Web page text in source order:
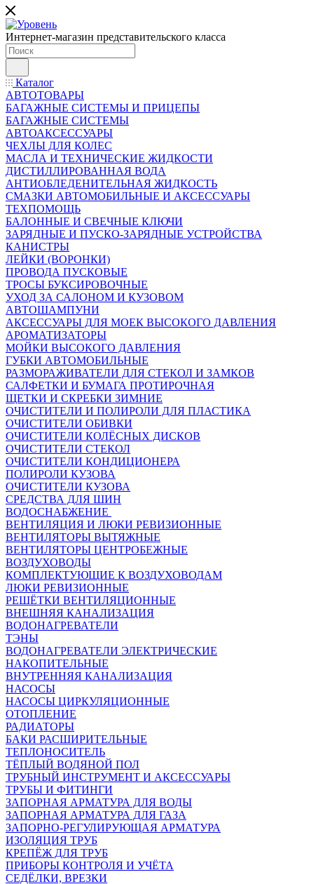
Интернет-магазин представительского класса
Каталог
АВТОТОВАРЫ
БАГАЖНЫЕ СИСТЕМЫ И ПРИЦЕПЫ
БАГАЖНЫЕ СИСТЕМЫ
АВТОАКСЕССУАРЫ
ЧЕХЛЫ ДЛЯ КОЛЕС
МАСЛА И ТЕХНИЧЕСКИЕ ЖИДКОСТИ
ДИСТИЛЛИРОВАННАЯ ВОДА
АНТИОБЛЕДЕНИТЕЛЬНАЯ ЖИДКОСТЬ
СМАЗКИ АВТОМОБИЛЬНЫЕ И АКСЕССУАРЫ
ТЕХПОМОЩЬ
БАЛОННЫЕ И СВЕЧНЫЕ КЛЮЧИ
ЗАРЯДНЫЕ И ПУСКО-ЗАРЯДНЫЕ УСТРОЙСТВА
КАНИСТРЫ
ЛЕЙКИ (ВОРОНКИ)
ПРОВОДА ПУСКОВЫЕ
ТРОСЫ БУКСИРОВОЧНЫЕ
УХОД ЗА САЛОНОМ И КУЗОВОМ
АВТОШАМПУНИ
АКСЕССУАРЫ ДЛЯ МОЕК ВЫСОКОГО ДАВЛЕНИЯ
АРОМАТИЗАТОРЫ
МОЙКИ ВЫСОКОГО ДАВЛЕНИЯ
ГУБКИ АВТОМОБИЛЬНЫЕ
РАЗМОРАЖИВАТЕЛИ ДЛЯ СТЕКОЛ И ЗАМКОВ
САЛФЕТКИ И БУМАГА ПРОТИРОЧНАЯ
ЩЕТКИ И СКРЕБКИ ЗИМНИЕ
ОЧИСТИТЕЛИ И ПОЛИРОЛИ ДЛЯ ПЛАСТИКА
ОЧИСТИТЕЛИ ОБИВКИ
ОЧИСТИТЕЛИ КОЛЁСНЫХ ДИСКОВ
ОЧИСТИТЕЛИ СТЕКОЛ
ОЧИСТИТЕЛИ КОНДИЦИОНЕРА
ПОЛИРОЛИ КУЗОВА
ОЧИСТИТЕЛИ КУЗОВА
СРЕДСТВА ДЛЯ ШИН
ВОДОСНАБЖЕНИЕ
ВЕНТИЛЯЦИЯ И ЛЮКИ РЕВИЗИОННЫЕ
ВЕНТИЛЯТОРЫ ВЫТЯЖНЫЕ
ВЕНТИЛЯТОРЫ ЦЕНТРОБЕЖНЫЕ
ВОЗДУХОВОДЫ
КОМПЛЕКТУЮЩИЕ К ВОЗДУХОВОДАМ
ЛЮКИ РЕВИЗИОННЫЕ
РЕШЁТКИ ВЕНТИЛЯЦИОННЫЕ
ВНЕШНЯЯ КАНАЛИЗАЦИЯ
ВОДОНАГРЕВАТЕЛИ
ТЭНЫ
ВОДОНАГРЕВАТЕЛИ ЭЛЕКТРИЧЕСКИЕ
НАКОПИТЕЛЬНЫЕ
ВНУТРЕННЯЯ КАНАЛИЗАЦИЯ
НАСОСЫ
НАСОСЫ ЦИРКУЛЯЦИОННЫЕ
ОТОПЛЕНИЕ
РАДИАТОРЫ
БАКИ РАСШИРИТЕЛЬНЫЕ
ТЕПЛОНОСИТЕЛЬ
ТЁПЛЫЙ ВОДЯНОЙ ПОЛ
ТРУБНЫЙ ИНСТРУМЕНТ И АКСЕССУАРЫ
ТРУБЫ И ФИТИНГИ
ЗАПОРНАЯ АРМАТУРА ДЛЯ ВОДЫ
ЗАПОРНАЯ АРМАТУРА ДЛЯ ГАЗА
ЗАПОРНО-РЕГУЛИРУЮЩАЯ АРМАТУРА
ИЗОЛЯЦИЯ ТРУБ
КРЕПЁЖ ДЛЯ ТРУБ
ПРИБОРЫ КОНТРОЛЯ И УЧЁТА
СЕДЁЛКИ, ВРЕЗКИ